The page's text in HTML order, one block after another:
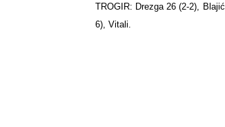
TROGIR: Drezga 26 (2-2),
6), Vitali.